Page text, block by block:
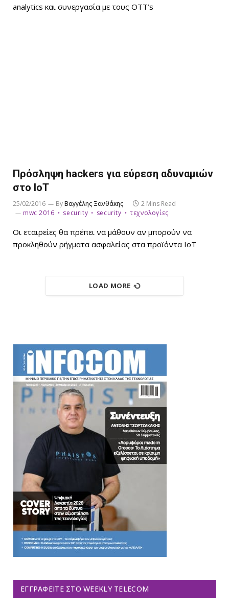
analytics και συνεργασία με τους ΟΤΤ’s
Πρόσληψη hackers για εύρεση αδυναμιών
στο IoT
25/02/2016 ByΒαγγέλης Ξανθάκης
2 Mins Read
mwc 2016
security security τεχνολογίες
Οι εταιρείες θα πρέπει να μάθουν αν μπορούν να
προκληθούν ρήγματα ασφαλείας στα προϊόντα ΙοΤ
LOAD MORE
ΕΓΓΡΑΦΕΊΤΕ ΣΤΟ WEEKLY TELECOM